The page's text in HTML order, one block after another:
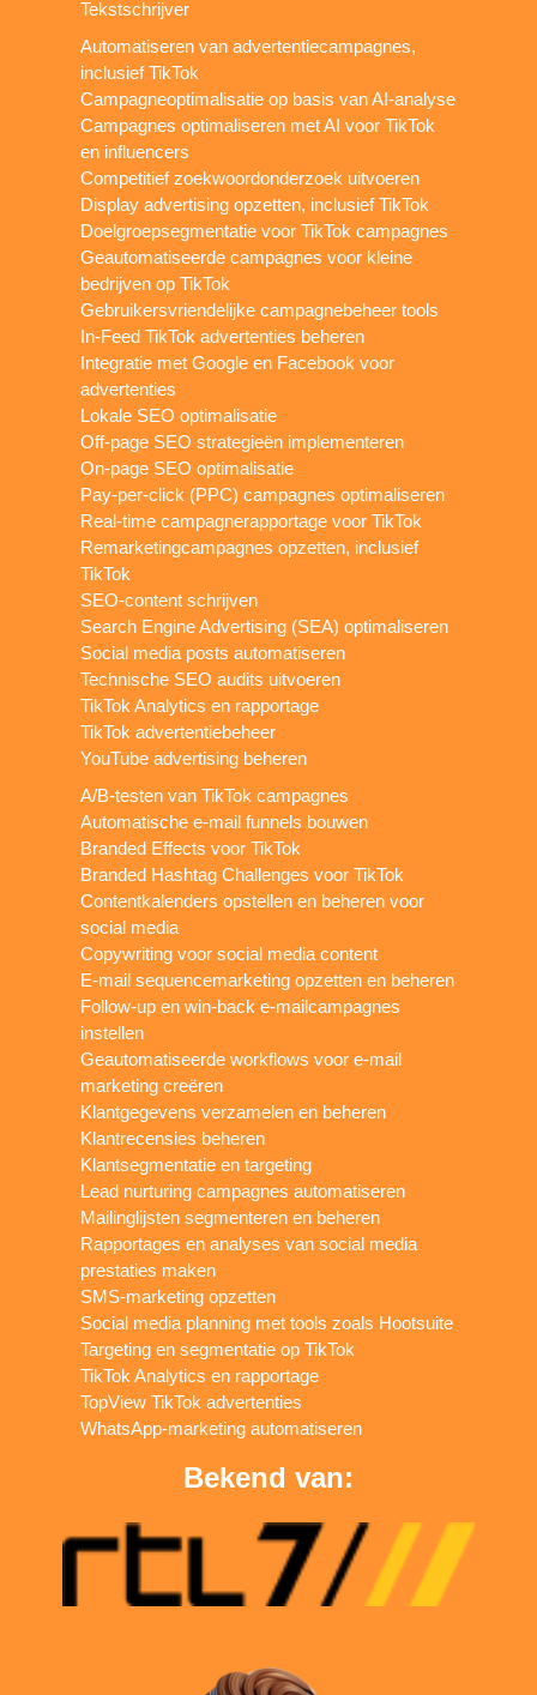
Tekstschrijver
Automatiseren van advertentiecampagnes,
inclusief TikTok
Campagneoptimalisatie op basis van AI-analyse
Campagnes optimaliseren met AI voor TikTok
en influencers
Competitief zoekwoordonderzoek uitvoeren
Display advertising opzetten, inclusief TikTok
Doelgroepsegmentatie voor TikTok campagnes
Geautomatiseerde campagnes voor kleine
bedrijven op TikTok
Gebruikersvriendelijke campagnebeheer tools
In-Feed TikTok advertenties beheren
Integratie met Google en Facebook voor
advertenties
Lokale SEO optimalisatie
Off-page SEO strategieën implementeren
On-page SEO optimalisatie
Pay-per-click (PPC) campagnes optimaliseren
Real-time campagnerapportage voor TikTok
Remarketingcampagnes opzetten, inclusief
TikTok
SEO-content schrijven
Search Engine Advertising (SEA) optimaliseren
Social media posts automatiseren
Technische SEO audits uitvoeren
TikTok Analytics en rapportage
TikTok advertentiebeheer
YouTube advertising beheren
A/B-testen van TikTok campagnes
Automatische e-mail funnels bouwen
Branded Effects voor TikTok
Branded Hashtag Challenges voor TikTok
Contentkalenders opstellen en beheren voor
social media
Copywriting voor social media content
E-mail sequencemarketing opzetten en beheren
Follow-up en win-back e-mailcampagnes
instellen
Geautomatiseerde workflows voor e-mail
marketing creëren
Klantgegevens verzamelen en beheren
Klantrecensies beheren
Klantsegmentatie en targeting
Lead nurturing campagnes automatiseren
Mailinglijsten segmenteren en beheren
Rapportages en analyses van social media
prestaties maken
SMS-marketing opzetten
Social media planning met tools zoals Hootsuite
Targeting en segmentatie op TikTok
TikTok Analytics en rapportage
TopView TikTok advertenties
WhatsApp-marketing automatiseren
Bekend van: